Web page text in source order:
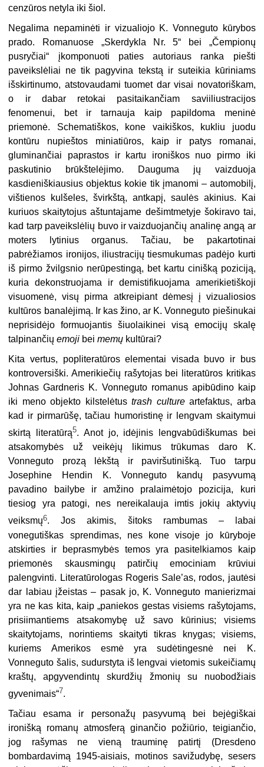
cenzūros netyla iki šiol.
Negalima nepaminėti ir vizualiojo K. Vonneguto kūrybos
prado. Romanuose „Skerdykla Nr. 5“ bei „Čempionų
pusryčiai“ įkomponuoti paties autoriaus ranka piešti
paveikslėliai ne tik pagyvina tekstą ir suteikia kūriniams
išskirtinumo, atstovaudami tuomet dar visai novatoriškam,
o ir dabar retokai pasitaikančiam saviiliustracijos
fenomenui, bet ir tarnauja kaip papildoma meninė
priemonė. Schematiškos, kone vaikiškos, kukliu juodu
kontūru nupieštos miniatiūros, kaip ir patys romanai,
gluminančiai paprastos ir kartu ironiškos nuo pirmo iki
paskutinio brūkštelėjimo. Dauguma jų vaizduoja
kasdieniškiausius objektus kokie tik įmanomi – automobilį,
vištienos kulšeles, švirkštą, antkapį, saulės akinius. Kai
kuriuos skaitytojus aštuntajame dešimtmetyje šokiravo tai,
kad tarp paveikslėlių buvo ir vaizduojančių analinę angą ar
moters lytinius organus. Tačiau, be pakartotinai
pabrėžiamos ironijos, iliustracijų tiesmukumas padėjo kurti
iš pirmo žvilgsnio nerūpestingą, bet kartu cinišką poziciją,
kuria dekonstruojama ir demistifikuojama amerikietiškoji
visuomenė, visų pirma atkreipiant dėmesį į vizualiosios
kultūros banalėjimą. Ir kas žino, ar K. Vonneguto piešinukai
neprisidėjo formuojantis šiuolaikinei visą emocijų skalę
talpinančiųemoji beimemų kultūrai?
Kita vertus, popliteratūros elementai visada buvo ir bus
kontroversiški. Amerikiečių rašytojas bei literatūros kritikas
Johnas Gardneris K. Vonneguto romanus apibūdino kaip
iki meno objekto kilstelėtustrash cultureartefaktus, arba
kad ir pirmarūšę, tačiau humoristinę ir lengvam skaitymui
skirtą literatūrą5. Anot jo, idėjinis lengvabūdiškumas bei
atsakomybės už veikėjų likimus trūkumas daro K.
Vonneguto prozą lėkštą ir paviršutinišką. Tuo tarpu
Josephine Hendin K. Vonneguto kandų pasyvumą
pavadino bailybe ir amžino pralaimėtojo pozicija, kuri
tiesiog yra patogi, nes nereikalauja imtis jokių aktyvių
veiksmų6. Jos akimis, šitoks rambumas – labai
vonegutiškas sprendimas, nes kone visoje jo kūryboje
atskirties ir beprasmybės temos yra pasitelkiamos kaip
priemonės skausmingų patirčių emociniam krūviui
palengvinti. Literatūrologas Rogeris Sale’as, rodos, jautėsi
dar labiau įžeistas – pasak jo, K. Vonneguto manierizmai
yra ne kas kita, kaip „paniekos gestas visiems rašytojams,
prisiimantiems atsakomybę už savo kūrinius; visiems
skaitytojams, norintiems skaityti tikras knygas; visiems,
kuriems Amerikos esmė yra sudėtingesnė nei K.
Vonneguto šalis, sudurstyta iš lengvai vietomis sukeičiamų
kraštų, apgyvendintų skurdžių žmonių su nuobodžiais
gyvenimais“7.
Tačiau esama ir personažų pasyvumą bei bejėgiškai
ironišką romanų atmosferą ginančio požiūrio, teigiančio,
jog rašymas ne vieną trauminę patirtį (Dresdeno
bombardavimą 1945-aisiais, motinos savižudybę, sesers